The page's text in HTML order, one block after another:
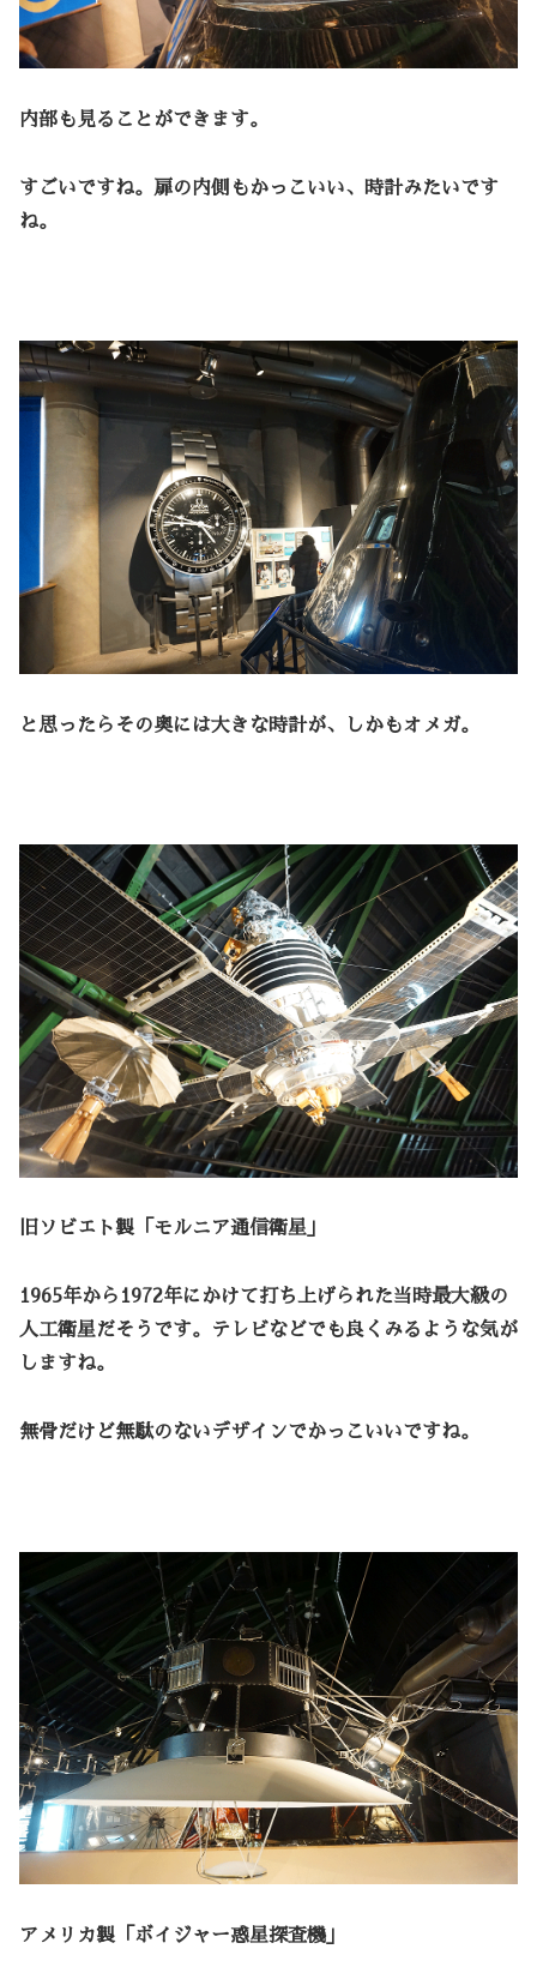
内部も見ることができます。
すごいですね。扉の内側もかっこいい、時計みたいです
ね。
と思ったらその奥には大きな時計が、しかもオメガ。
旧ソビエト製「モルニア通信衛星」
1965年から1972年にかけて打ち上げられた当時最大級の
人工衛星だそうです。テレビなどでも良くみるような気が
しますね。
無骨だけど無駄のないデザインでかっこいいですね。
アメリカ製「ボイジャー惑星探査機」